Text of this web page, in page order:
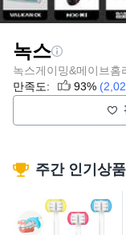
녹스
녹스게이밍&메이브홈
만족도:
93%
주간 인기상품